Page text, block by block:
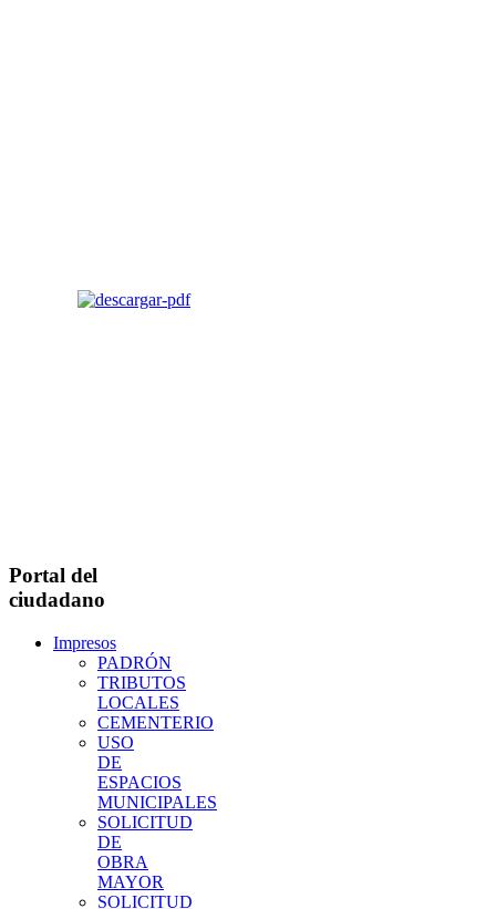
Portal del
ciudadano
Impresos
PADRÓN
TRIBUTOS
LOCALES
CEMENTERIO
USO
DE
ESPACIOS
MUNICIPALES
SOLICITUD
DE
OBRA
MAYOR
SOLICITUD